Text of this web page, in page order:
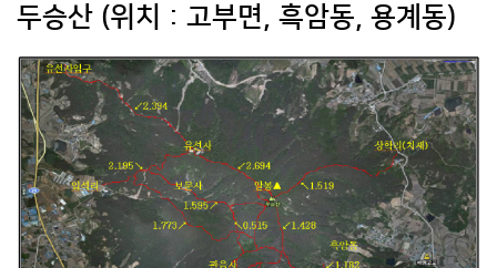
두승산 (위치 : 고부면, 흑암동, 용계동)